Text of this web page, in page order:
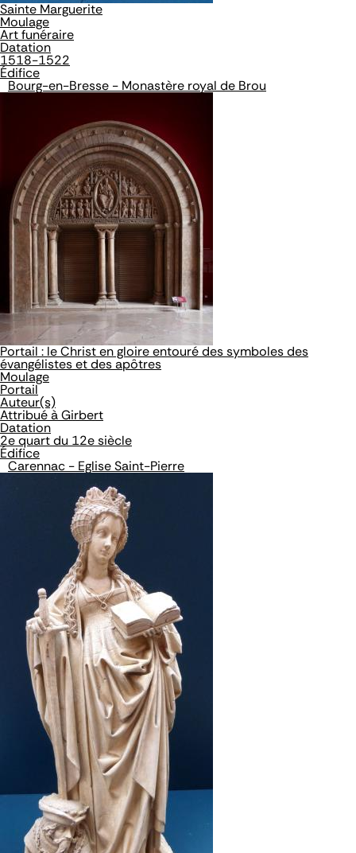
Sainte Marguerite
Moulage
Art funéraire
Datation
1518-1522
Édifice
Bourg-en-Bresse - Monastère royal de Brou
Portail : le Christ en gloire entouré des symboles des
évangélistes et des apôtres
Moulage
Portail
Auteur(s)
Attribué à Girbert
Datation
2e quart du 12e siècle
Édifice
Carennac - Eglise Saint-Pierre